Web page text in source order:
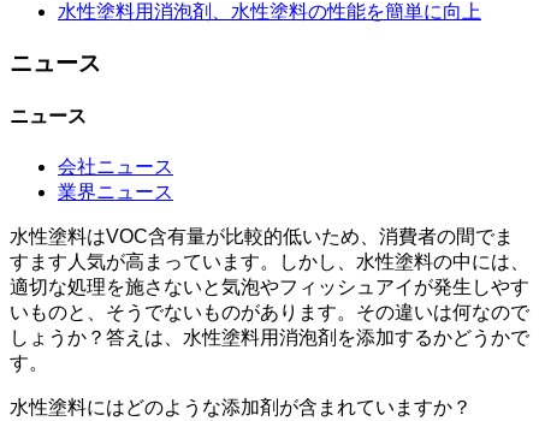
水性塗料用消泡剤、水性塗料の性能を簡単に向上
ニュース
ニュース
会社ニュース
業界ニュース
水性塗料はVOC含有量が比較的低いため、消費者の間でま
すます人気が高まっています。しかし、水性塗料の中には、
適切な処理を施さないと気泡やフィッシュアイが発生しやす
いものと、そうでないものがあります。その違いは何なので
しょうか？答えは、水性塗料用消泡剤を添加するかどうかで
す。
水性塗料にはどのような添加剤が含まれていますか？